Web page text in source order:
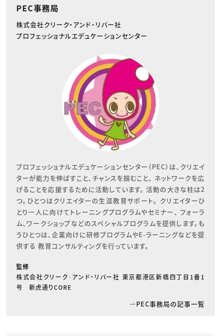
PEC事務局
株式会社クリーク・アンド・リバー社
プロフェッショナルエデュケーションセンター
プロフェッショナルエデュケーションセンター（PEC）は、クリエイ
ターが能力を伸ばすこと、チャンスを掴むこと、 ネットワークを広
げることを応援するために活動しています。 活動の大きな柱は2
つ。ひとつはクリエイターの生涯教育サポート。 クリエイターひ
とり一人に向けてトレーニングプログラムやセミナー、 フォーラ
ム、ワークショップなどのスペシャルプログラムを提供します。も
うひとつは、企業向けに研修プログラムやE-ラーニングなどを提
供する 教育コンサルティングを行っています。
監修
株式会社クリーク･アンド・リバー社 東京都港区新橋四丁目1番1
号 新虎通りCORE
PEC事務局の記事一覧